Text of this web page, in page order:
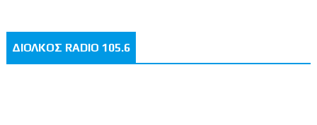
ΔΙΟΛΚΟΣ RADIO 105.6